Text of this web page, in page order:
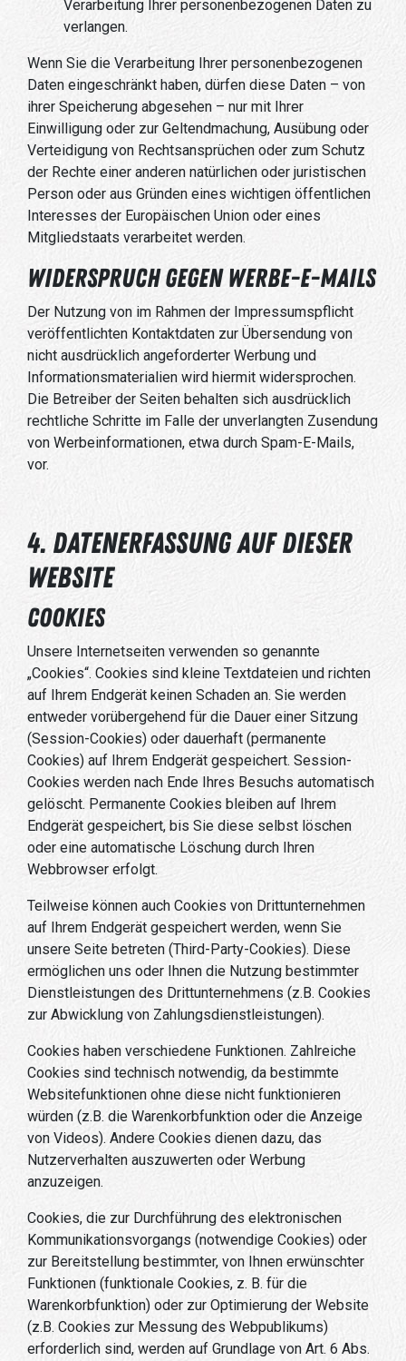
Verarbeitung Ihrer personenbezogenen Daten zu
verlangen.
Wenn Sie die Verarbeitung Ihrer personenbezogenen
Daten eingeschränkt haben, dürfen diese Daten – von
ihrer Speicherung abgesehen – nur mit Ihrer
Einwilligung oder zur Geltendmachung, Ausübung oder
Verteidigung von Rechtsansprüchen oder zum Schutz
der Rechte einer anderen natürlichen oder juristischen
Person oder aus Gründen eines wichtigen öffentlichen
Interesses der Europäischen Union oder eines
Mitgliedstaats verarbeitet werden.
Widerspruch gegen Werbe-E-Mails
Der Nutzung von im Rahmen der Impressumspflicht
veröffentlichten Kontaktdaten zur Übersendung von
nicht ausdrücklich angeforderter Werbung und
Informationsmaterialien wird hiermit widersprochen.
Die Betreiber der Seiten behalten sich ausdrücklich
rechtliche Schritte im Falle der unverlangten Zusendung
von Werbeinformationen, etwa durch Spam-E-Mails,
vor.
4. Datenerfassung auf dieser
Website
Cookies
Unsere Internetseiten verwenden so genannte
„Cookies“. Cookies sind kleine Textdateien und richten
auf Ihrem Endgerät keinen Schaden an. Sie werden
entweder vorübergehend für die Dauer einer Sitzung
(Session-Cookies) oder dauerhaft (permanente
Cookies) auf Ihrem Endgerät gespeichert. Session-
Cookies werden nach Ende Ihres Besuchs automatisch
gelöscht. Permanente Cookies bleiben auf Ihrem
Endgerät gespeichert, bis Sie diese selbst löschen
oder eine automatische Löschung durch Ihren
Webbrowser erfolgt.
Teilweise können auch Cookies von Drittunternehmen
auf Ihrem Endgerät gespeichert werden, wenn Sie
unsere Seite betreten (Third-Party-Cookies). Diese
ermöglichen uns oder Ihnen die Nutzung bestimmter
Dienstleistungen des Drittunternehmens (z.B. Cookies
zur Abwicklung von Zahlungsdienstleistungen).
Cookies haben verschiedene Funktionen. Zahlreiche
Cookies sind technisch notwendig, da bestimmte
Websitefunktionen ohne diese nicht funktionieren
würden (z.B. die Warenkorbfunktion oder die Anzeige
von Videos). Andere Cookies dienen dazu, das
Nutzerverhalten auszuwerten oder Werbung
anzuzeigen.
Cookies, die zur Durchführung des elektronischen
Kommunikationsvorgangs (notwendige Cookies) oder
zur Bereitstellung bestimmter, von Ihnen erwünschter
Funktionen (funktionale Cookies, z. B. für die
Warenkorbfunktion) oder zur Optimierung der Website
(z.B. Cookies zur Messung des Webpublikums)
erforderlich sind, werden auf Grundlage von Art. 6 Abs.